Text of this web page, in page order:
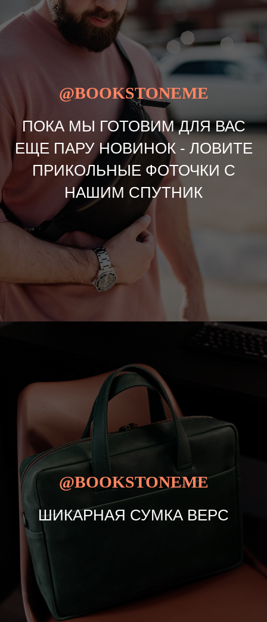
@BOOKSTONEME
ПОКА МЫ ГОТОВИМ ДЛЯ ВАС
ЕЩЕ ПАРУ НОВИНОК - ЛОВИТЕ
ПРИКОЛЬНЫЕ ФОТОЧКИ С
НАШИМ СПУТНИК
@BOOKSTONEME
ШИКАРНАЯ СУМКА ВЕРС